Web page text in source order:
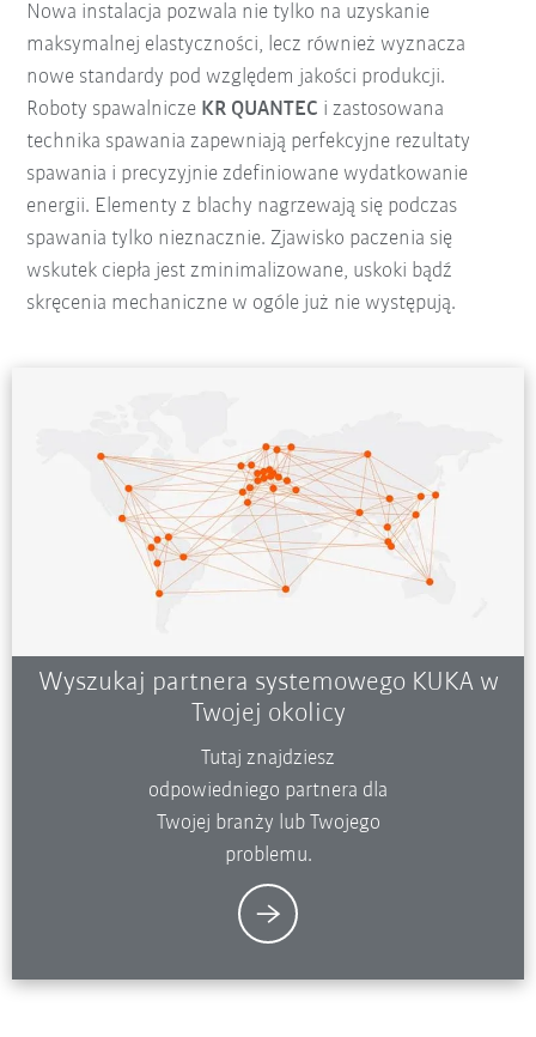
Nowa instalacja pozwala nie tylko na uzyskanie
maksymalnej elastyczności, lecz również wyznacza
nowe standardy pod względem jakości produkcji.
Roboty spawalnicze KR QUANTEC i zastosowana
technika spawania zapewniają perfekcyjne rezultaty
spawania i precyzyjnie zdefiniowane wydatkowanie
energii. Elementy z blachy nagrzewają się podczas
spawania tylko nieznacznie. Zjawisko paczenia się
wskutek ciepła jest zminimalizowane, uskoki bądź
skręcenia mechaniczne w ogóle już nie występują.
Wyszukaj partnera systemowego KUKA w
Twojej okolicy
Tutaj znajdziesz
odpowiedniego partnera dla
Twojej branży lub Twojego
problemu.